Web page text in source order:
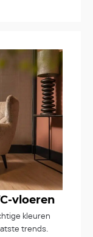
vloeren
kleuren
trends.